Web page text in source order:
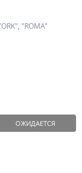
"ROMA"
ОЖИДАЕТСЯ